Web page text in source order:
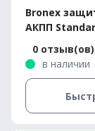
Bronex
АКПП
0 отзыв(ов)
в наличии